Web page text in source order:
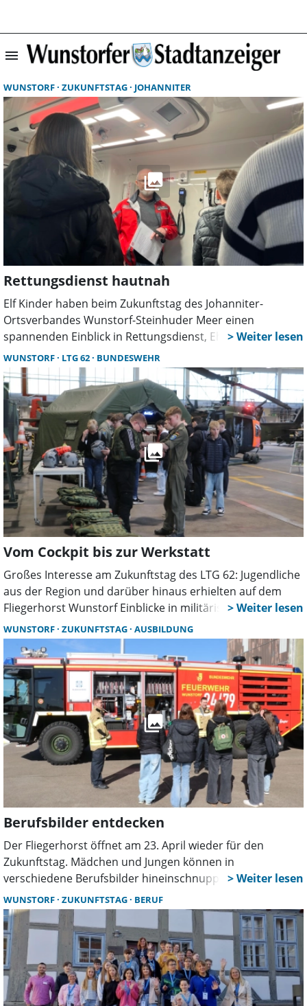
menu
WUNSTORF ZUKUNFTSTAG JOHANNITER
Rettungsdienst hautnah
Elf Kinder haben beim Zukunftstag des Johanniter-
Ortsverbandes Wunstorf-Steinhuder Meer einen
spannenden Einblick in Rettungsdienst, Ehrenamt und
Erste Hilfe erhalten. Besonders der Praxisteil mit
Wiederbelebungsübungen sorgte für große Begeisterung.
WUNSTORF LTG 62 BUNDESWEHR
Vom Cockpit bis zur Werkstatt
Großes Interesse am Zukunftstag des LTG 62: Jugendliche
aus der Region und darüber hinaus erhielten auf dem
Fliegerhorst Wunstorf Einblicke in militärische und zivile
Berufe der Bundeswehr. Die 40 Plätze waren frühzeitig
ausgebucht.
WUNSTORF ZUKUNFTSTAG AUSBILDUNG
Berufsbilder entdecken
Der Fliegerhorst öffnet am 23. April wieder für den
Zukunftstag. Mädchen und Jungen können in
verschiedene Berufsbilder hineinschnuppern und den
A400M aus nächster Nähe erleben. Die Teilnehmerzahl ist
begrenzt, eine schnelle Anmeldung ist daher erforderlich.
WUNSTORF ZUKUNFTSTAG BERUF